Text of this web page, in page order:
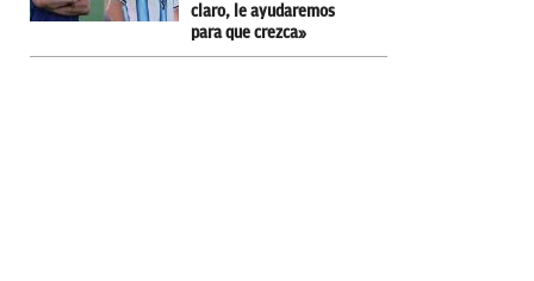
claro, le ayudaremos
para que crezca»